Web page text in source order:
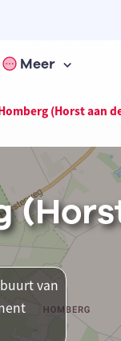
Meer
(Horst aan
van